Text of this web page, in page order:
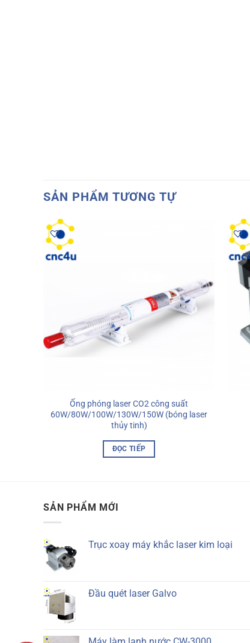
SẢN PHẨM TƯƠNG TỰ
Ống phóng laser CO2 công suất
60W/80W/100W/130W/150W (bóng laser
thủy tinh)
ĐỌC TIẾP
SẢN PHẨM MỚI
Trục xoay máy khắc laser kim loại
Đầu quét laser Galvo